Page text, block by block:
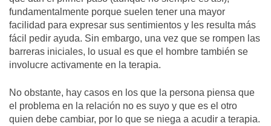
fundamentalmente porque suelen tener una mayor
facilidad para expresar sus sentimientos y les resulta más
fácil pedir ayuda. Sin embargo, una vez que se rompen las
barreras iniciales, lo usual es que el hombre también se
involucre activamente en la terapia.
No obstante, hay casos en los que la persona piensa que
el problema en la relación no es suyo y que es el otro
quien debe cambiar, por lo que se niega a acudir a terapia.